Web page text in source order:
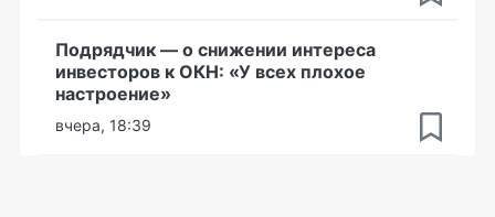
Подрядчик — о снижении интереса
инвесторов к ОКН: «У всех плохое
настроение»
вчера, 18:39